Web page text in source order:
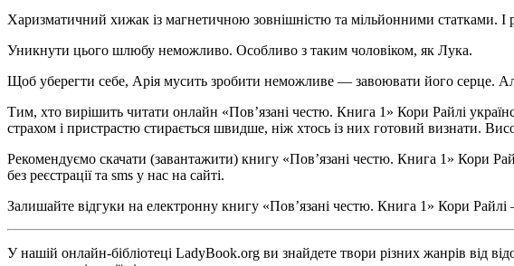
Харизматичний хижак із магнетичною зовнішністю та мільйонними статками. І
Уникнути цього шлюбу неможливо. Особливо з таким чоловіком, як Лука.
Щоб уберегти себе, Арія мусить зробити неможливе — завоювати його серце.
Тим, хто вирішить читати онлайн «Пов’язані честю. Книга 1» Кори Райлі
страхом і пристрастю стирається швидше, ніж хтось із них готовий визнати.
Рекомендуємо скачати (завантажити) книгу «Пов’язані честю. Книга 1» Кори
без реєстрації та sms у нас на сайті.
Залишайте відгуки на електронну книгу «Пов’язані честю. Книга 1» Кори Райлі
У нашій онлайн-бібліотеці LadyBook.org ви знайдете твори різних жанрів від